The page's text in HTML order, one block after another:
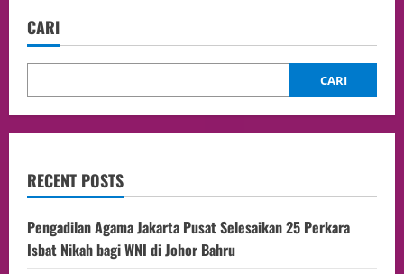
CARI
CARI
RECENT POSTS
Pengadilan Agama Jakarta Pusat Selesaikan 25 Perkara
Isbat Nikah bagi WNI di Johor Bahru